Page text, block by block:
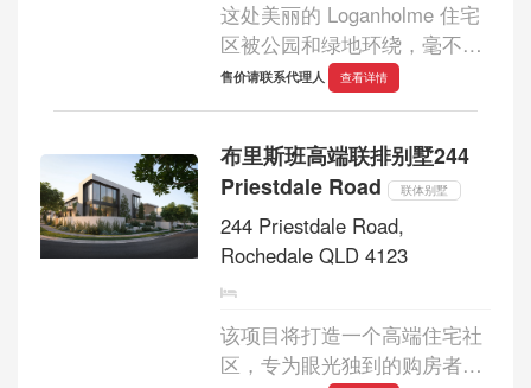
这处美丽的 Loganholme 住宅
区被公园和绿地环绕，毫不妥
协，在繁华地段提供现代化的
生活方式。这个项目将优雅的
美融合，打造出一种难得的体
验。它既拥...
售价请联系代理人 查看详情
布里斯班高端联排别墅244
Priestdale Road
联体别墅
244 Priestdale Road,
Rochedale QLD 4123
该项目将打造一个高端住宅社
区，专为眼光独到的购房者量